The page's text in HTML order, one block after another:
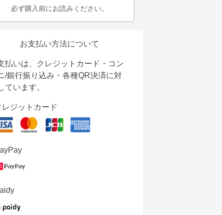
必ず購入前にお読みください。
お支払い方法について
払いは、クレジットカード・コン
/銀行振り込み・各種QR決済に対
ています。
レジットカード